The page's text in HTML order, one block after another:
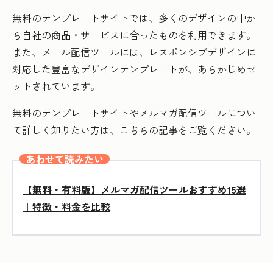
無料のテンプレートサイトでは、多くのデザインの中か
ら自社の商品・サービスに合ったものを利用できます。
また、メール配信ツールには、レスポンシブデザインに
対応した豊富なデザインテンプレートが、あらかじめセ
ットされています。
無料のテンプレートサイトやメルマガ配信ツールについ
て詳しく知りたい方は、こちらの記事をご覧ください。
あわせて読みたい
【無料・有料版】メルマガ配信ツールおすすめ15選
｜特徴・料金を比較